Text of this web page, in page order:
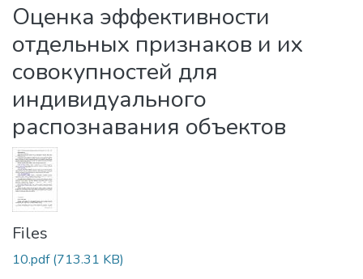
Оценка эффективности
отдельных признаков и их
совокупностей для
индивидуального
распознавания объектов
Files
10.pdf(713.31 KB)